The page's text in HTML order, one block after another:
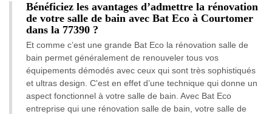
Bénéficiez les avantages d’admettre la rénovation
de votre salle de bain avec Bat Eco à Courtomer
dans la 77390 ?
Et comme c’est une grande Bat Eco la rénovation salle de
bain permet généralement de renouveler tous vos
équipements démodés avec ceux qui sont très sophistiqués
et ultras design. C'est en effet d’une technique qui donne un
aspect fonctionnel à votre salle de bain. Avec Bat Eco
entreprise qui une rénovation salle de bain, votre salle de